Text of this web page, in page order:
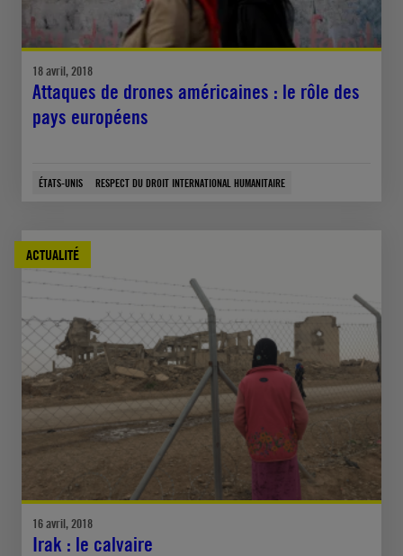
18 avril, 2018
Attaques de drones américaines : le rôle des
pays européens
ÉTATS-UNIS RESPECT DU DROIT INTERNATIONAL HUMANITAIRE
ACTUALITÉ
16 avril, 2018
Irak : le calvaire